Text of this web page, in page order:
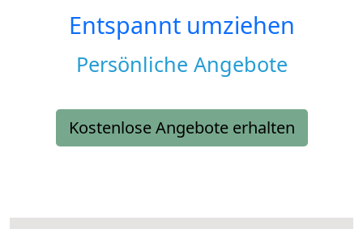
Entspannt umziehen
Persönliche Angebote
Kostenlose Angebote erhalten